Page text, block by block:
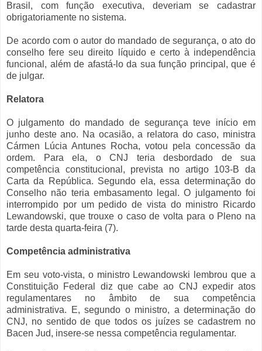
Brasil, com função executiva, deveriam se cadastrar
obrigatoriamente no sistema.
De acordo com o autor do mandado de segurança, o ato do
conselho fere seu direito líquido e certo à independência
funcional, além de afastá-lo da sua função principal, que é
de julgar.
Relatora
O julgamento do mandado de segurança teve início em
junho deste ano. Na ocasião, a relatora do caso, ministra
Cármen Lúcia Antunes Rocha, votou pela concessão da
ordem. Para ela, o CNJ teria desbordado de sua
competência constitucional, prevista no artigo 103-B da
Carta da República. Segundo ela, essa determinação do
Conselho não teria embasamento legal. O julgamento foi
interrompido por um pedido de vista do ministro Ricardo
Lewandowski, que trouxe o caso de volta para o Pleno na
tarde desta quarta-feira (7).
Competência administrativa
Em seu voto-vista, o ministro Lewandowski lembrou que a
Constituição Federal diz que cabe ao CNJ expedir atos
regulamentares no âmbito de sua competência
administrativa. E, segundo o ministro, a determinação do
CNJ, no sentido de que todos os juízes se cadastrem no
Bacen Jud, insere-se nessa competência regulamentar.